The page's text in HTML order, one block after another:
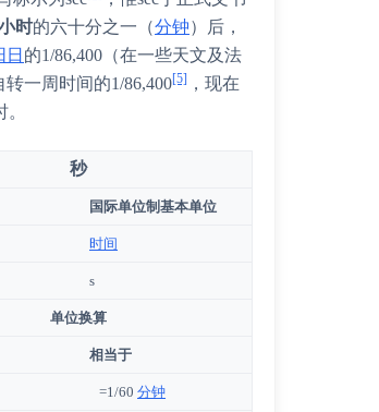
时的六十分之一（分钟）后，
日 的1/86,400（在一些天文及法
一周时间的1/86,400[5] ，现在
秒
国际单位制基本单位
时间
s
单位换算
相当于
=1/60 分钟